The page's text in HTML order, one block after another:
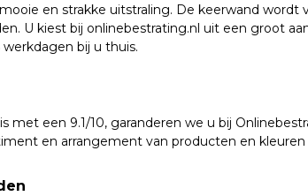
en strakke uitstraling. De keerwand wordt
U kiest bij onlinebestrating.nl uit een groot
bij u thuis.
met een 9.1/10, garanderen we u bij
en arrangement van producten en kleuren